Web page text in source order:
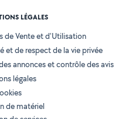
LÉGALES
de Vente et d'Utilisation
et de respect de la vie privée
annonces et contrôle des avis
légales
de matériel